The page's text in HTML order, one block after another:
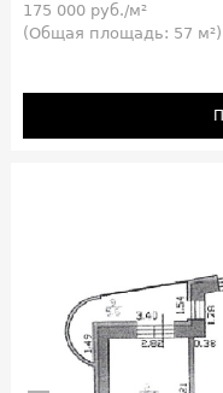
175 000 руб./м²
(Общая площадь: 57 м²)